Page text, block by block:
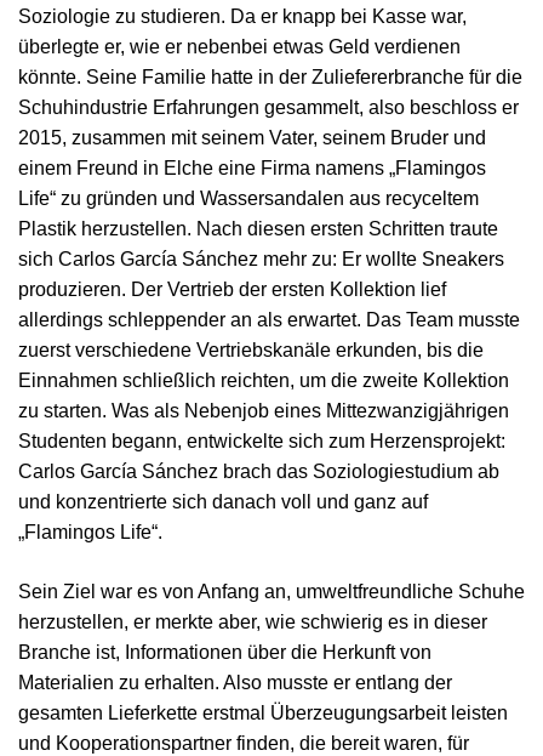
Soziologie zu studieren. Da er knapp bei Kasse war,
überlegte er, wie er nebenbei etwas Geld verdienen
könnte. Seine Familie hatte in der Zuliefererbranche für die
Schuhindustrie Erfahrungen gesammelt, also beschloss er
2015, zusammen mit seinem Vater, seinem Bruder und
einem Freund in Elche eine Firma namens „Flamingos
Life“ zu gründen und Wassersandalen aus recyceltem
Plastik herzustellen. Nach diesen ersten Schritten traute
sich Carlos García Sánchez mehr zu: Er wollte Sneakers
produzieren. Der Vertrieb der ersten Kollektion lief
allerdings schleppender an als erwartet. Das Team musste
zuerst verschiedene Vertriebskanäle erkunden, bis die
Einnahmen schließlich reichten, um die zweite Kollektion
zu starten. Was als Nebenjob eines Mittezwanzigjährigen
Studenten begann, entwickelte sich zum Herzensprojekt:
Carlos García Sánchez brach das Soziologiestudium ab
und konzentrierte sich danach voll und ganz auf
„Flamingos Life“.
Sein Ziel war es von Anfang an, umweltfreundliche Schuhe
herzustellen, er merkte aber, wie schwierig es in dieser
Branche ist, Informationen über die Herkunft von
Materialien zu erhalten. Also musste er entlang der
gesamten Lieferkette erstmal Überzeugungsarbeit leisten
und Kooperationspartner finden, die bereit waren, für